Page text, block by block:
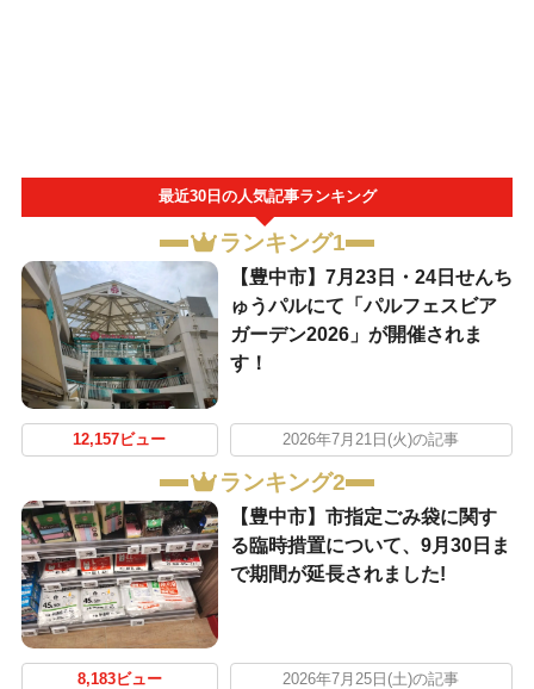
最近30日の人気記事ランキング
ランキング1
【豊中市】7月23日・24日せんち
ゅうパルにて「パルフェスビア
ガーデン2026」が開催されま
す！
12,157ビュー 2026年7月21日(火)の記事
ランキング2
【豊中市】市指定ごみ袋に関す
る臨時措置について、9月30日ま
で期間が延長されました!
8,183ビュー 2026年7月25日(土)の記事